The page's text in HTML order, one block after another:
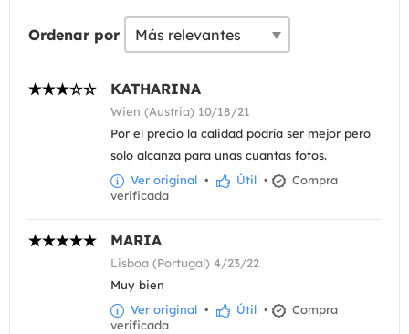
Ordenar por
KATHARINA
Wien (Austria) 10/18/21
Por el precio la calidad podría ser mejor pero
solo alcanza para unas cuantas fotos.
Ver original • Útil •
Compra
verificada
MARIA
Lisboa (Portugal) 4/23/22
Muy bien
Ver original • Útil •
Compra
verificada